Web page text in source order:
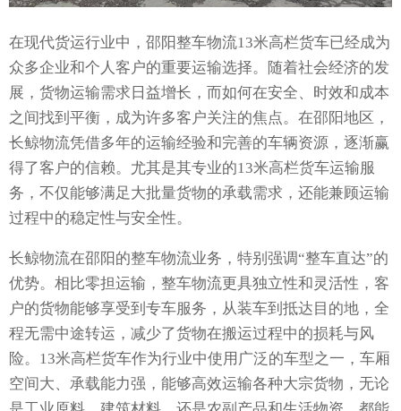
在现代货运行业中，邵阳整车物流13米高栏货车已经成为
众多企业和个人客户的重要运输选择。随着社会经济的发
展，货物运输需求日益增长，而如何在安全、时效和成本
之间找到平衡，成为许多客户关注的焦点。在邵阳地区，
长鲸物流凭借多年的运输经验和完善的车辆资源，逐渐赢
得了客户的信赖。尤其是其专业的13米高栏货车运输服
务，不仅能够满足大批量货物的承载需求，还能兼顾运输
过程中的稳定性与安全性。
长鲸物流在邵阳的整车物流业务，特别强调“整车直达”的
优势。相比零担运输，整车物流更具独立性和灵活性，客
户的货物能够享受到专车服务，从装车到抵达目的地，全
程无需中途转运，减少了货物在搬运过程中的损耗与风
险。13米高栏货车作为行业中使用广泛的车型之一，车厢
空间大、承载能力强，能够高效运输各种大宗货物，无论